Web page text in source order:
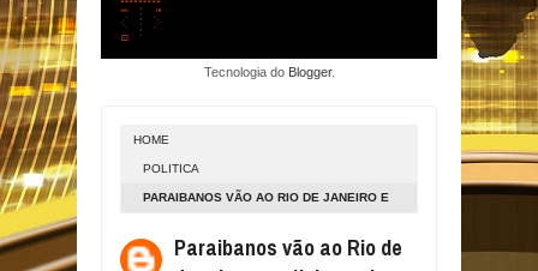
Tecnologia do Blogger.
HOME
POLITICA
PARAIBANOS VÃO AO RIO DE JANEIRO E
CANDIDATURA DE BOLSONARO
Paraibanos vão ao Rio de